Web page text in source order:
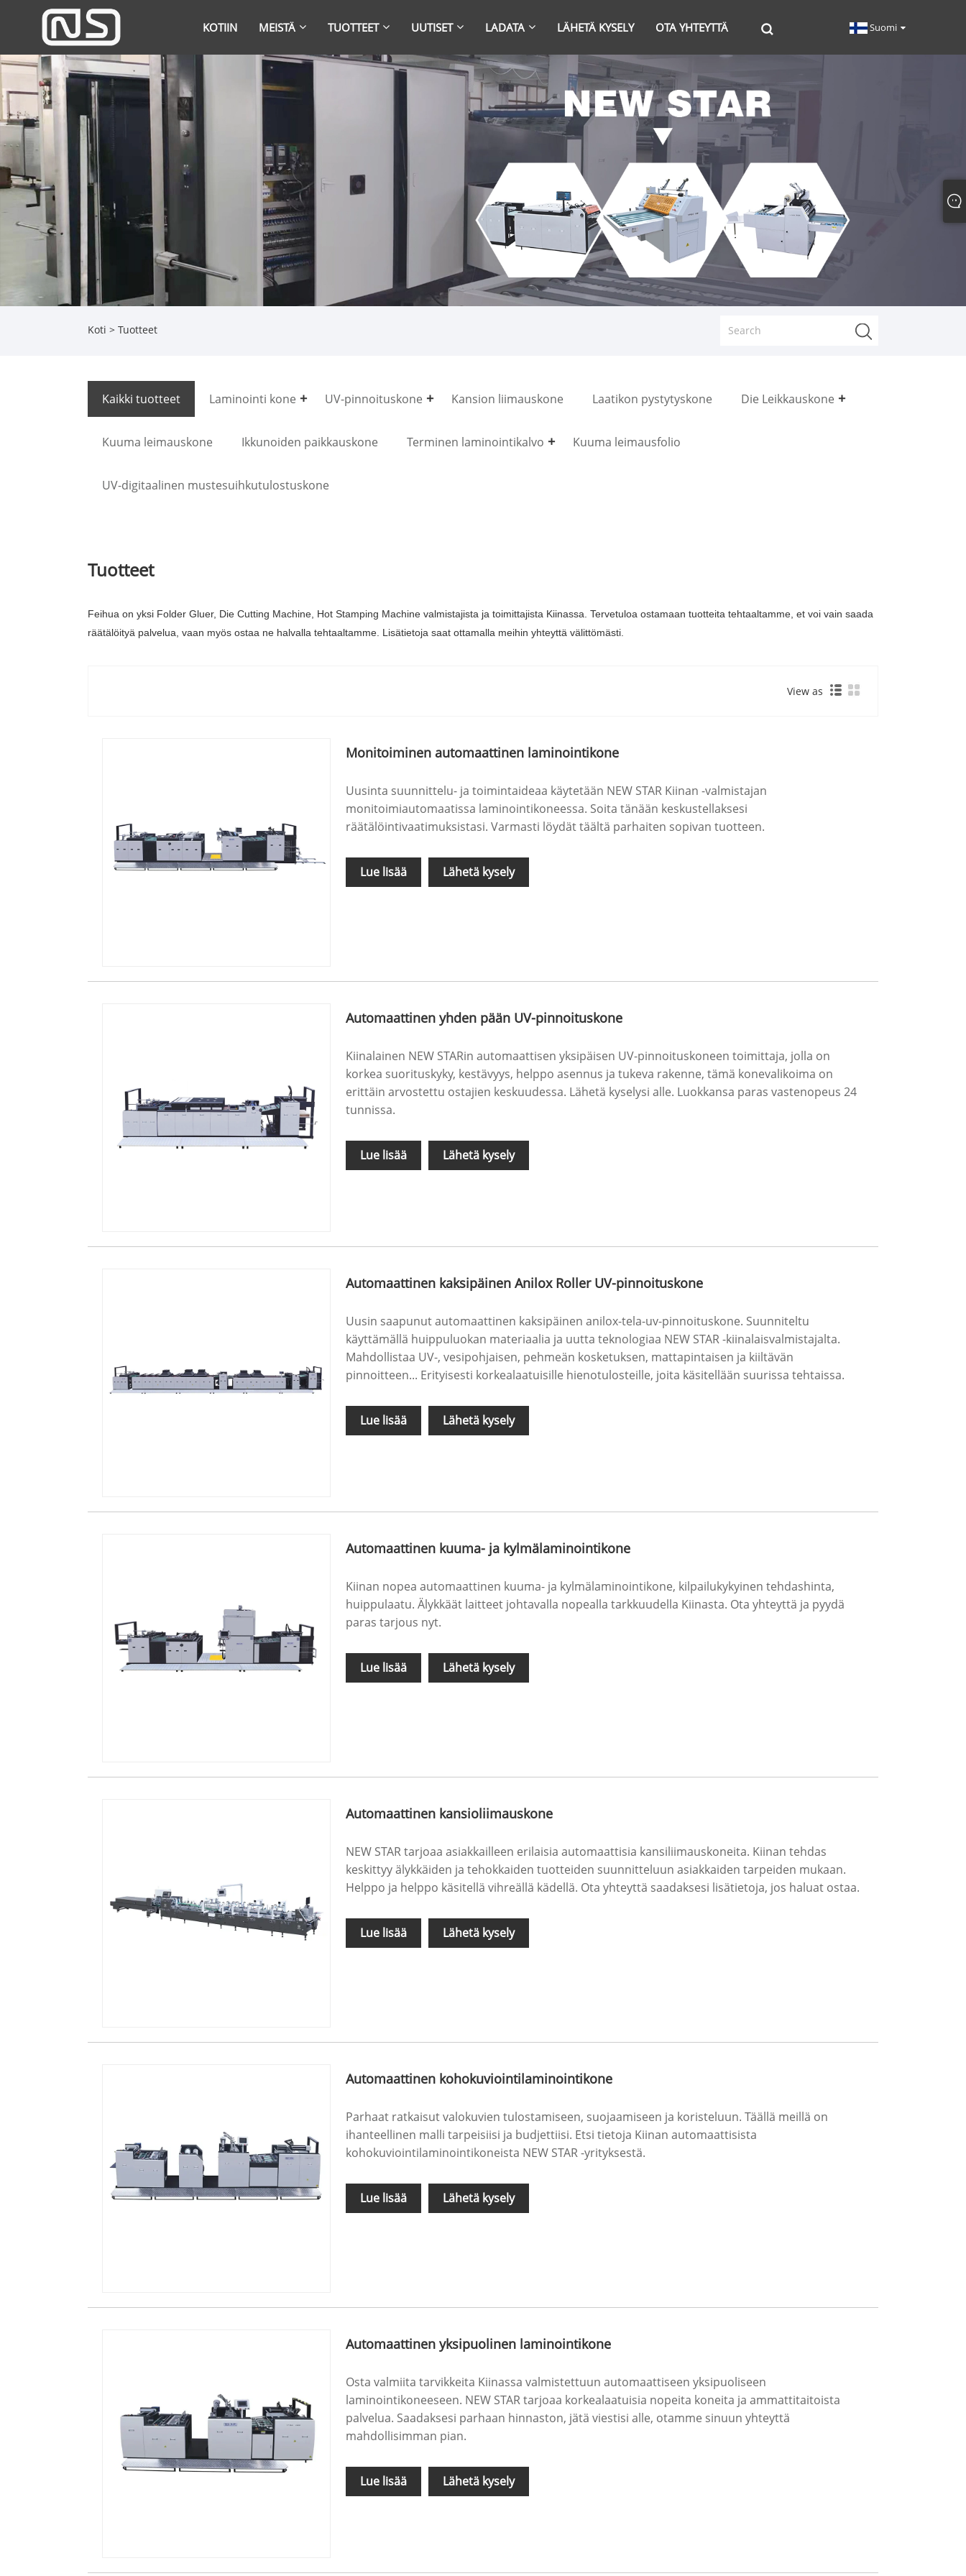
KOTIIN MEISTÄ TUOTTEET UUTISET LADATA LÄHETÄ KYSELY OTA YHTEYTTÄ Suomi
Koti > Tuotteet
Kaikki tuotteet Laminointi kone UV-pinnoituskone Kansion liimauskone Laatikon pystytyskone Die Leikkauskone
Kuuma leimauskone Ikkunoiden paikkauskone Terminen laminointikalvo Kuuma leimausfolio
UV-digitaalinen mustesuihkutulostuskone
Tuotteet
Feihua on yksi Folder Gluer, Die Cutting Machine, Hot Stamping Machine valmistajista ja toimittajista Kiinassa. Tervetuloa ostamaan tuotteita tehtaaltamme, et voi vain saada
räätälöityä palvelua, vaan myös ostaa ne halvalla tehtaaltamme. Lisätietoja saat ottamalla meihin yhteyttä välittömästi.
View as
Monitoiminen automaattinen laminointikone
Uusinta suunnittelu- ja toimintaideaa käytetään NEW STAR Kiinan -valmistajan
monitoimiautomaatissa laminointikoneessa. Soita tänään keskustellaksesi
räätälöintivaatimuksistasi. Varmasti löydät täältä parhaiten sopivan tuotteen.
Lue lisää Lähetä kysely
Automaattinen yhden pään UV-pinnoituskone
Kiinalainen NEW STARin automaattisen yksipäisen UV-pinnoituskoneen toimittaja, jolla on
korkea suorituskyky, kestävyys, helppo asennus ja tukeva rakenne, tämä konevalikoima on
erittäin arvostettu ostajien keskuudessa. Lähetä kyselysi alle. Luokkansa paras vastenopeus 24
tunnissa.
Lue lisää Lähetä kysely
Automaattinen kaksipäinen Anilox Roller UV-pinnoituskone
Uusin saapunut automaattinen kaksipäinen anilox-tela-uv-pinnoituskone. Suunniteltu
käyttämällä huippuluokan materiaalia ja uutta teknologiaa NEW STAR -kiinalaisvalmistajalta.
Mahdollistaa UV-, vesipohjaisen, pehmeän kosketuksen, mattapintaisen ja kiiltävän
pinnoitteen... Erityisesti korkealaatuisille hienotulosteille, joita käsitellään suurissa tehtaissa.
Lue lisää Lähetä kysely
Automaattinen kuuma- ja kylmälaminointikone
Kiinan nopea automaattinen kuuma- ja kylmälaminointikone, kilpailukykyinen tehdashinta,
huippulaatu. Älykkäät laitteet johtavalla nopealla tarkkuudella Kiinasta. Ota yhteyttä ja pyydä
paras tarjous nyt.
Lue lisää Lähetä kysely
Automaattinen kansioliimauskone
NEW STAR tarjoaa asiakkailleen erilaisia ​​automaattisia kansiliimauskoneita. Kiinan tehdas
keskittyy älykkäiden ja tehokkaiden tuotteiden suunnitteluun asiakkaiden tarpeiden mukaan.
Helppo ja helppo käsitellä vihreällä kädellä. Ota yhteyttä saadaksesi lisätietoja, jos haluat ostaa.
Lue lisää Lähetä kysely
Automaattinen kohokuviointilaminointikone
Parhaat ratkaisut valokuvien tulostamiseen, suojaamiseen ja koristeluun. Täällä meillä on
ihanteellinen malli tarpeisiisi ja budjettiisi. Etsi tietoja Kiinan automaattisista
kohokuviointilaminointikoneista NEW STAR -yrityksestä.
Lue lisää Lähetä kysely
Automaattinen yksipuolinen laminointikone
Osta valmiita tarvikkeita Kiinassa valmistettuun automaattiseen yksipuoliseen
laminointikoneeseen. NEW STAR tarjoaa korkealaatuisia nopeita koneita ja ammattitaitoista
palvelua. Saadaksesi parhaan hinnaston, jätä viestisi alle, otamme sinuun yhteyttä
mahdollisimman pian.
Lue lisää Lähetä kysely